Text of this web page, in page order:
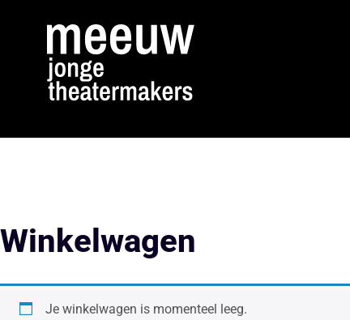
Winkelwagen
Je winkelwagen is momenteel leeg.